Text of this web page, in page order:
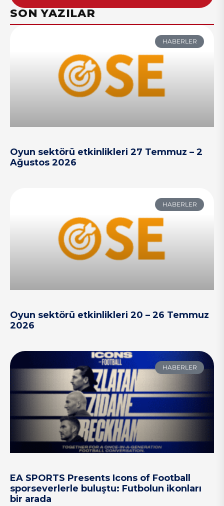
SON YAZILAR
HABERLER
Oyun sektörü etkinlikleri 27 Temmuz – 2
Ağustos 2026
HABERLER
Oyun sektörü etkinlikleri 20 – 26 Temmuz
2026
HABERLER
EA SPORTS Presents Icons of Football
sporseverlerle buluştu: Futbolun ikonları
bir arada